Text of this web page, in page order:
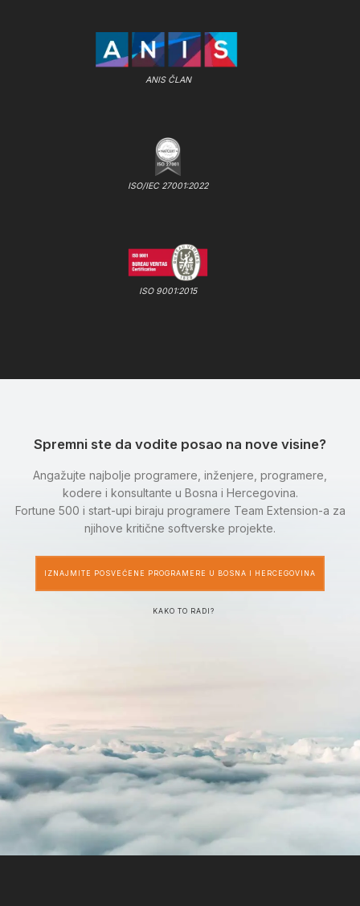
ANIS ČLAN
ISO/IEC 27001:2022
ISO 9001:2015
Spremni ste da vodite posao na nove visine?
Angažujte najbolje programere, inženjere, programere,
kodere i konsultante u Bosna i Hercegovina.
Fortune 500 i start-upi biraju programere Team Extension-a za
njihove kritične softverske projekte.
IZNAJMITE POSVEĆENE PROGRAMERE U BOSNA I HERCEGOVINA
KAKO TO RADI?